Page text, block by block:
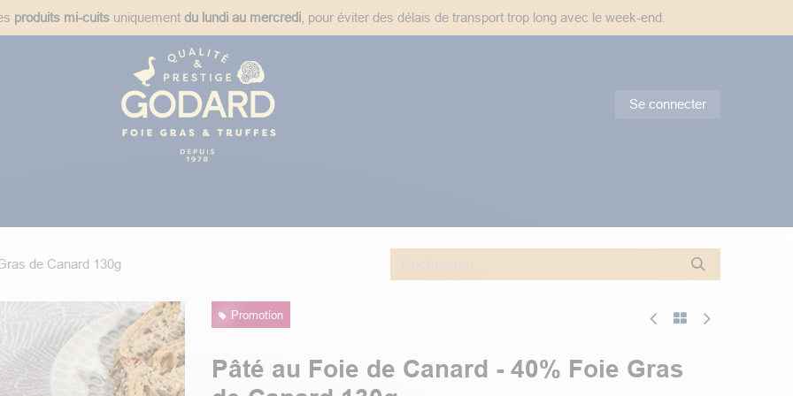
produits mi-cuits uniquement du lundi au mercredi, pour éviter des délais de transport trop long avec le week-end.
Se connecter
de Canard 130g
Promotion
Pâté au Foie de Canard - 40% Foie Gras